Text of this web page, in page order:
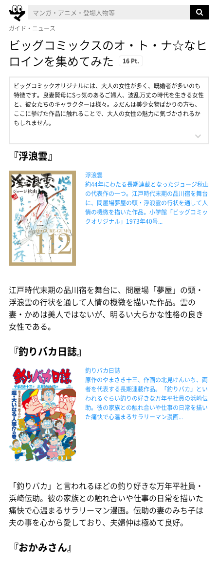
ガイド・ニュース
ビッグコミックスのオ・ト・ナ☆なヒ
ロインを集めてみた
16 Pt.
ビッグコミックオリジナルには、大人の女性が多く、既婚者が多いのも
特徴です。良妻賢母にSっ気のあるご婦人、波乱万丈の時代を生きる女性
と、彼女たちのキャラクターは様々。ふだんは美少女物ばかりの方も、
ここに挙げた作品に触れることで、大人の女性の魅力に気づかされるか
もしれません。
『浮浪雲』
浮浪雲
約44年にわたる長期連載となったジョージ秋山
の代表作の一つ。江戸時代末期の品川宿を舞台
に、問屋場夢屋の頭・浮浪雲の行状を通して人
情の機微を描いた作品。小学館「ビッグコミッ
クオリジナル」1973年40号...
江戸時代末期の品川宿を舞台に、問屋場「夢屋」の頭・
浮浪雲の行状を通して人情の機微を描いた作品。雲の
妻・かめは美人ではないが、明るい大らかな性格の良き
女性である。
『釣りバカ日誌』
釣りバカ日誌
原作のやまさき十三、作画の北見けんいち、両
者を代表する長期連載作品。「釣りバカ」とい
われるぐらい釣りの好きな万年平社員の浜崎伝
助。彼の家族との触れ合いや仕事の日常を描い
た痛快で心温まるサラリーマン漫画...
「釣りバカ」と言われるほどの釣り好きな万年平社員・
浜崎伝助。彼の家族との触れ合いや仕事の日常を描いた
痛快で心温まるサラリーマン漫画。伝助の妻のみち子は
夫の事を心から愛しており、夫婦仲は極めて良好。
『おかみさん』